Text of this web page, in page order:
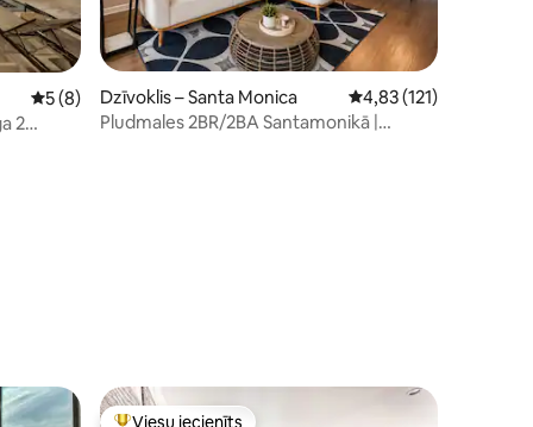
522
Vidējais vērtējums: 5 no 5, atsauksmju skaits: 8
5 (8)
2
Dzīvoklis – Santa Monica Vidējais vērtējums:
4,83 (121)
Pludmales 2BR/2BA Santamonikā |
Viesu iecienīts